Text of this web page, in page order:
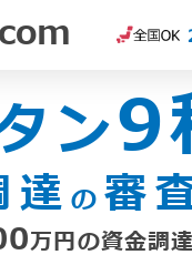
ン9
達 の審
万円の資金調